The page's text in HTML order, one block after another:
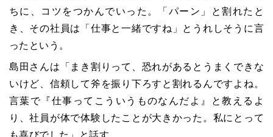
ちに、コツをつかんでいった。「パーン」と割れたと
き、その社員は「仕事と一緒ですね」とうれしそうに言
ったという。
島田さんは「まき割りって、恐れがあるとうまくできな
いけど、信頼して斧を振り下ろすと割れるんですよね。
言葉で『仕事ってこういうものなんだよ』と教えるよ
り、社員が体で体験したことが大きかった。私にとって
も喜びでした」と話す。